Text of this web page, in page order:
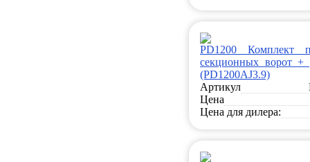
PD1200 Комплект
секционных ворот +
(PD1200AJ3.9)
Артикул
Цена
Цена для дилера: